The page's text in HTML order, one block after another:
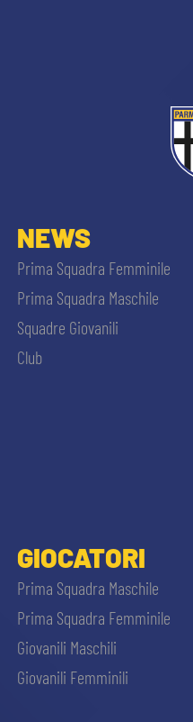
NEWS
Prima Squadra Femminile
Prima Squadra Maschile
Squadre Giovanili
Club
GIOCATORI
Prima Squadra Maschile
Prima Squadra Femminile
Giovanili Maschili
Giovanili Femminili